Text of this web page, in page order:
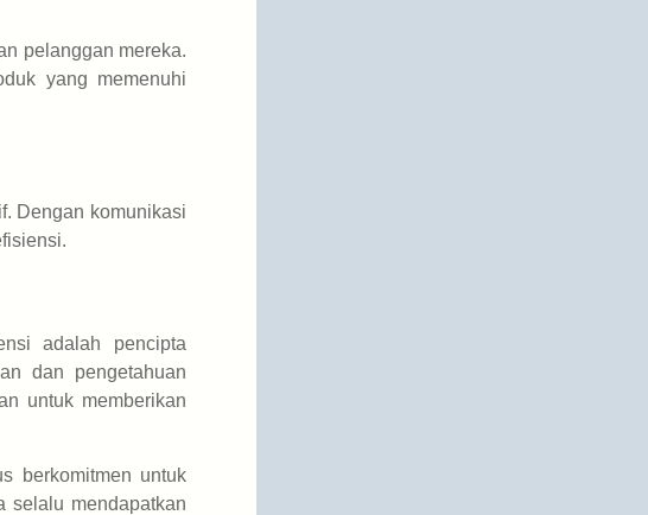
pelanggan mereka.
yang memenuhi
Dengan komunikasi
adalah pencipta
dan pengetahuan
untuk memberikan
berkomitmen untuk
selalu mendapatkan